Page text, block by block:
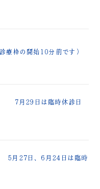
療枠の開始10分前です）
7月29日は臨時休診日
月27日、6月24日は臨時